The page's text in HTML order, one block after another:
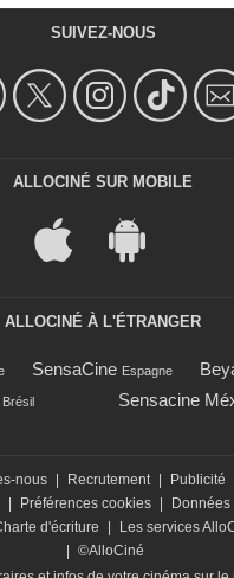
SUIVEZ-NOUS
ALLOCINÉ SUR MOBILE
ALLOCINÉ À L'ÉTRANGER
SensaCine Espagne
Brésil Sensacine
nous Recrutement Publicité
Préférences cookies
d'écriture Les services
©AlloCiné